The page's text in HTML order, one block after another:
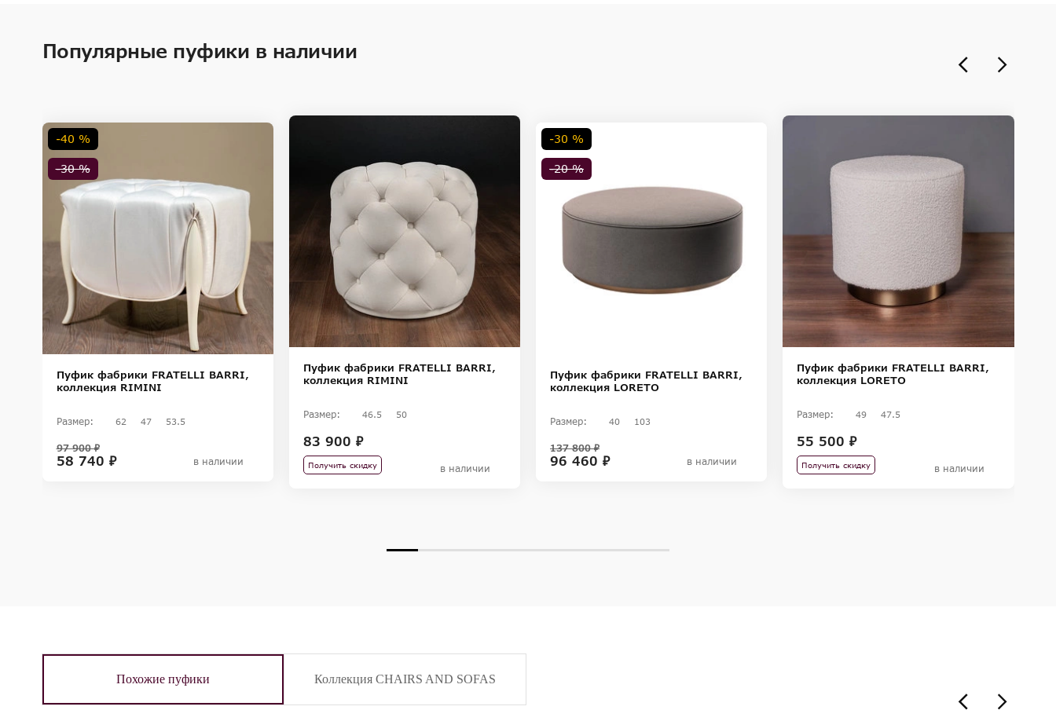
Популярные пуфики в наличии
-30 %
-40 %
Пуфик фабрики FRATELLI BARRI,
коллекция RIMINI
Размер: 62 47 53.5
58 740 ₽
97 900 ₽
в наличии
Пуфик фабрики FRATELLI BARRI,
коллекция RIMINI
Размер: 46.5 50
83 900 ₽
Получить скидку в наличии
-20 %
-30 %
Пуфик фабрики FRATELLI BARRI,
коллекция LORETO
Размер: 40 103
96 460 ₽
137 800 ₽
в наличии
Пуфик фабрики FRATELLI BARRI,
коллекция LORETO
Размер: 49 47.5
55 500 ₽
Получить скидку в наличии
Похожие пуфики Коллекция CHAIRS AND SOFAS